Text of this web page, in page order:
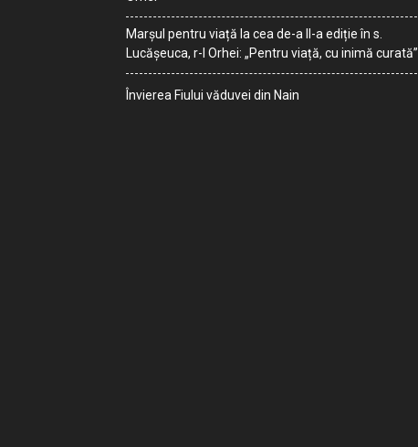
Marșul pentru viață la cea de-a II-a ediție în s.
Lucășeuca, r-l Orhei: „Pentru viață, cu inimă curată”
Învierea Fiului văduvei din Nain